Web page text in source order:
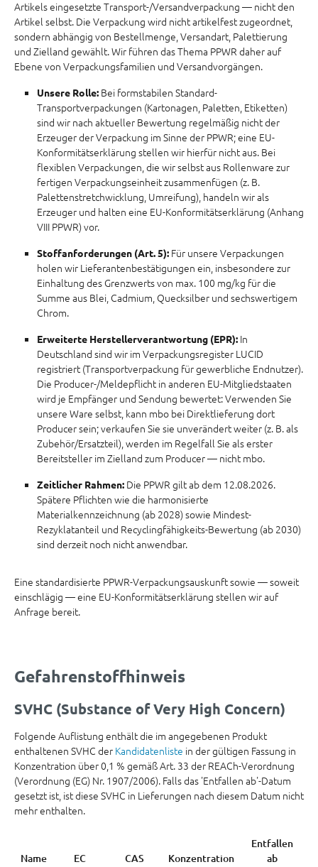
Artikels eingesetzte Transport-/Versandverpackung — nicht den
Artikel selbst. Die Verpackung wird nicht artikelfest zugeordnet,
sondern abhängig von Bestellmenge, Versandart, Palettierung
und Zielland gewählt. Wir führen das Thema PPWR daher auf
Ebene von Verpackungsfamilien und Versandvorgängen.
Unsere Rolle: Bei formstabilen Standard-
Transportverpackungen (Kartonagen, Paletten, Etiketten)
sind wir nach aktueller Bewertung regelmäßig nicht der
Erzeuger der Verpackung im Sinne der PPWR; eine EU-
Konformitätserklärung stellen wir hierfür nicht aus. Bei
flexiblen Verpackungen, die wir selbst aus Rollenware zur
fertigen Verpackungseinheit zusammenfügen (z. B.
Palettenstretchwicklung, Umreifung), handeln wir als
Erzeuger und halten eine EU-Konformitätserklärung (Anhang
VIII PPWR) vor.
Stoffanforderungen (Art. 5): Für unsere Verpackungen
holen wir Lieferantenbestätigungen ein, insbesondere zur
Einhaltung des Grenzwerts von max. 100 mg/kg für die
Summe aus Blei, Cadmium, Quecksilber und sechswertigem
Chrom.
Erweiterte Herstellerverantwortung (EPR): In
Deutschland sind wir im Verpackungsregister LUCID
registriert (Transportverpackung für gewerbliche Endnutzer).
Die Producer-/Meldepflicht in anderen EU-Mitgliedstaaten
wird je Empfänger und Sendung bewertet: Verwenden Sie
unsere Ware selbst, kann mbo bei Direktlieferung dort
Producer sein; verkaufen Sie sie unverändert weiter (z. B. als
Zubehör/Ersatzteil), werden im Regelfall Sie als erster
Bereitsteller im Zielland zum Producer — nicht mbo.
Zeitlicher Rahmen: Die PPWR gilt ab dem 12.08.2026.
Spätere Pflichten wie die harmonisierte
Materialkennzeichnung (ab 2028) sowie Mindest-
Rezyklatanteil und Recyclingfähigkeits-Bewertung (ab 2030)
sind derzeit noch nicht anwendbar.
Eine standardisierte PPWR-Verpackungsauskunft sowie — soweit
einschlägig — eine EU-Konformitätserklärung stellen wir auf
Anfrage bereit.
Gefahrenstoffhinweis
SVHC (Substance of Very High Concern)
Folgende Auflistung enthält die im angegebenen Produkt
enthaltenen SVHC der Kandidatenliste in der gültigen Fassung in
Konzentration über 0,1 % gemäß Art. 33 der REACh-Verordnung
(Verordnung (EG) Nr. 1907/2006). Falls das 'Entfallen ab'-Datum
gesetzt ist, ist diese SVHC in Lieferungen nach diesem Datum nicht
mehr enthalten.
Name EC CAS Konzentration
Entfallen
ab